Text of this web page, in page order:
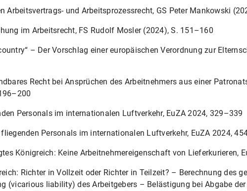
Arbeitsvertrags- und Arbeitsprozessrecht, GS Peter Mankowski
im Arbeitsrecht, FS Rudolf Mosler (2024), S. 151–160
– Der Vorschlag einer europäischen Verordnung zur
Recht bei Ansprüchen des Arbeitnehmers aus einer
Personals im internationalen Luftverkehr, EuZA 2024, 329–339
Personals im internationalen Luftverkehr, EuZA 2024,
Königreich: Keine Arbeitnehmereigenschaft von Lieferkurieren,
Richter in Vollzeit oder Richter in Teilzeit? – Berechnung des
(vicarious liability) des Arbeitgebers – Belästigung bei Abgabe der